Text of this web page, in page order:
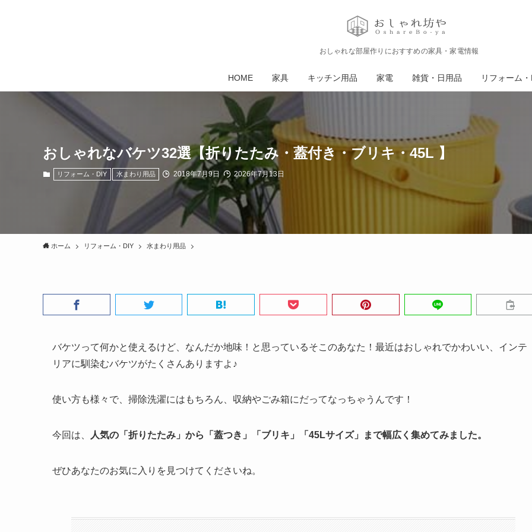
おしゃれな部屋作りにおすすめの家具・家電情報
HOME 家具 キッチン用品 家電 雑貨・日用品 リフォーム
おしゃれなバケツ32選【折りたたみ・蓋付き・ブリキ・45L 】
リフォーム・DIY 水まわり用品 2018年7月9日 2026年7月13日
ホーム リフォーム・DIY 水まわり用品
バケツって何かと使えるけど、なんだか地味！と思っているそこのあなた！最近はおしゃれでかわいい、インテ
リアに馴染むバケツがたくさんありますよ♪
使い方も様々で、掃除洗濯にはもちろん、収納やごみ箱にだってなっちゃうんです！
今回は、 人気の「折りたたみ」から「蓋つき」「ブリキ」「45Lサイズ」まで幅広く集めてみました。
ぜひあなたのお気に入りを見つけてくださいね。